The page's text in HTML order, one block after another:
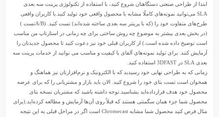
ابتدا از طراحی صنعتی دستگاهتان شروع کنید، با استفاده از تکنولوژی پرینت سه بعدی
SLA می‌توانید نمونه‌های کاملًا مشابه با محصول واقعی خود تولید کنید.با کاربران واقعی
طرح‌های متفاوت خود را (که با پرینتر سه بعدی
ساخته شده‌اند) تست کنید. (A/Bتست )
(در بخش بعدی بیشتر به موضوع چه روش ساختی برای چه زمانی در استارتاپ من مناسب
است توضیح داده شده است.) از کاربران قبلی خود نیز دعوت کنید تا محصول جدیدتان را
آزمایش کنند. برای تولید نمونه‌های آلفای با کیفیت و مناسب می توانید از خدمات پرینت سه
بعدی SLA در 3DFAST استفاده کنید.
زمانی که به طراحی نهایی خود رسیدید که با الکترونیک و نرم‌افزارتان نیز هماهنگ و
همخوان است تست بتای خود را شروع کنید. الان باید بازار و مشتریانی را که برای عرضه
محصول خود هدف قرارداده‌اید بشناسید.توجه داشته باشید که مشتریان نسخه بتای
محصول شما جزء همان سگمنتی هستند که قبلاً روی آن‌ها آزمایش و مطالعه کرده‌اید.(برای
مثال فرض کنید محصول شما مشابه Chromecast است اگر در مراحل قبلی به این نتیجه